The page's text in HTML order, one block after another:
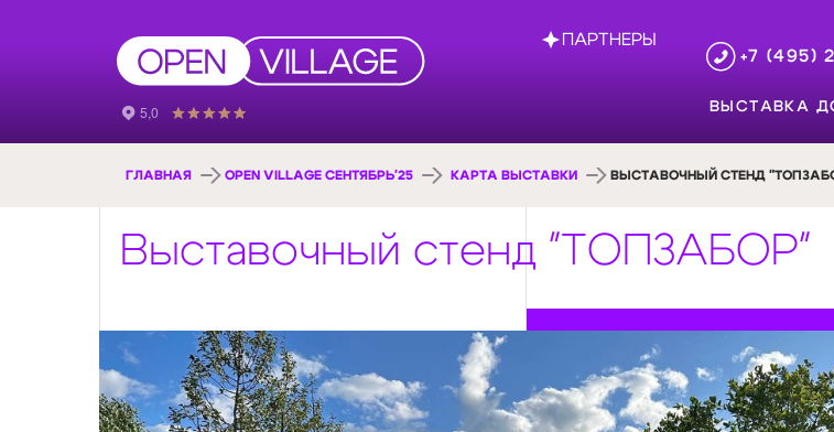
ПАРТНЕРЫ
+7 (495)
ВЫСТАВКА
ГЛАВНАЯ OPEN VILLAGE СЕНТЯБРЬ'25 КАРТА ВЫСТАВКИ ВЫСТАВОЧНЫЙ СТЕНД
Выставочный стенд "ТОПЗАБОР"